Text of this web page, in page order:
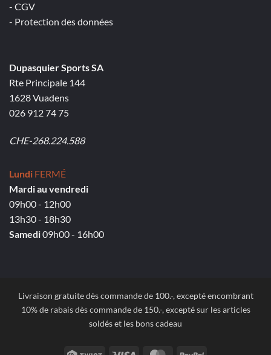
- CGV
- Protection des données
Dupasquier Sports SA
Rte Principale 144
1628 Vuadens
026 912 74 75
CHE-268.224.588
Lundi FERMÉ
Mardi au vendredi
09h00 - 12h00
13h30 - 18h30
Samedi09h00 - 16h00
Livraison gratuite dès commande de 100.-, excepté encombrant
10% de rabais dès commande de 150.-, excepté sur les articles
soldés et les bons cadeau